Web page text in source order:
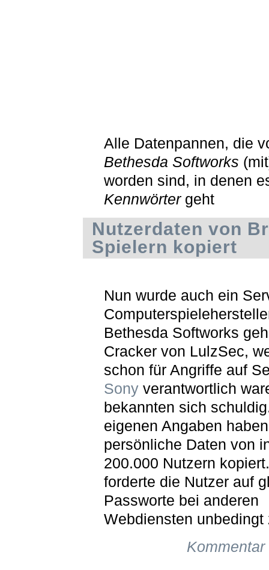
Alle Datenpannen, die
Bethesda Softworks
worden sind, in denen
Kennwörtergeht
Nutzerdaten von
Spielern kopiert
Nun wurde auch ein
Bethesda Softworks
Cracker von LulzSec,
schon für Angriffe auf
Sonyverantwortlich
bekannten sich
eigenen Angaben
persönliche Daten von
200.000 Nutzern
forderte die Nutzer auf
Passworte bei anderen
Webdiensten unbedingt